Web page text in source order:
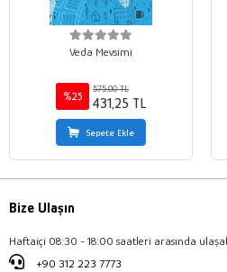
Veda Mevsimi
%25
575,00 TL
431,25 TL
Sepete Ekle
Bize Ulaşın
Haftaiçi 08:30 - 18:00 saatleri arasında
+90 312 223 7773